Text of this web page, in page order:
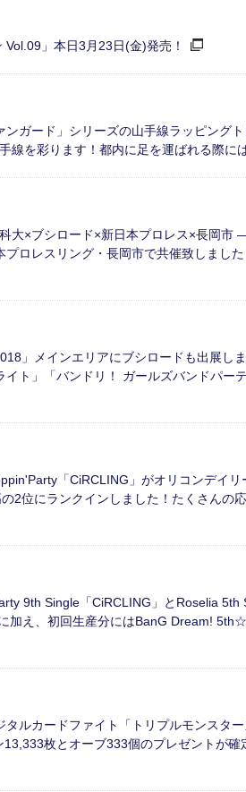
」本日3月23日(金)発売！
ガード」シリーズの山手線ラッピング
線を彩ります！都内に足を運ばれる際に
大×ブシロード×新日本プロレス×長岡市
ロレスリング・長岡市で共催致しまし
」メインエリアにブシロードも出展し
ト」「バンドリ！ ガールズバンドパー
「CiRCLING」がオリコンデイリ
2位にランクインしました！たくさんの
9th Single「CiRCLING」とRoselia
加え、初回生産分にはBanG Dream!
ルカードファイト「トリプルモンスタ
枚とオーブ333個のプレゼントが確